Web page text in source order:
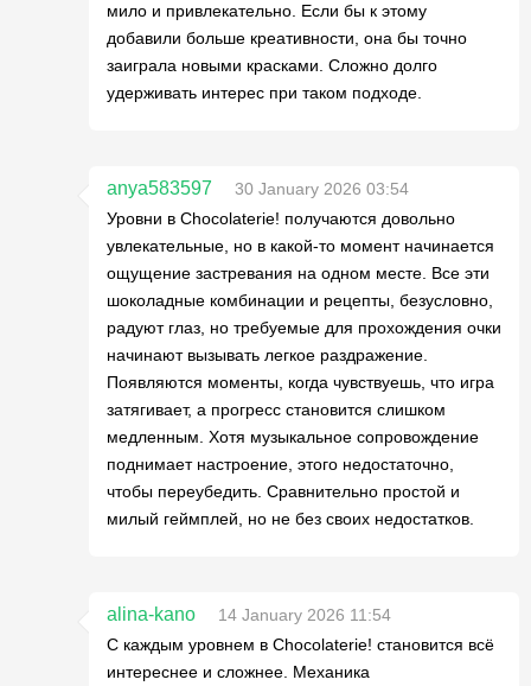
мило и привлекательно. Если бы к этому
добавили больше креативности, она бы точно
заиграла новыми красками. Сложно долго
удерживать интерес при таком подходе.
anya583597
30 January 2026 03:54
Уровни в Chocolaterie! получаются довольно
увлекательные, но в какой-то момент начинается
ощущение застревания на одном месте. Все эти
шоколадные комбинации и рецепты, безусловно,
радуют глаз, но требуемые для прохождения очки
начинают вызывать легкое раздражение.
Появляются моменты, когда чувствуешь, что игра
затягивает, а прогресс становится слишком
медленным. Хотя музыкальное сопровождение
поднимает настроение, этого недостаточно,
чтобы переубедить. Сравнительно простой и
милый геймплей, но не без своих недостатков.
alina-kano
14 January 2026 11:54
С каждым уровнем в Chocolaterie! становится всё
интереснее и сложнее. Механика